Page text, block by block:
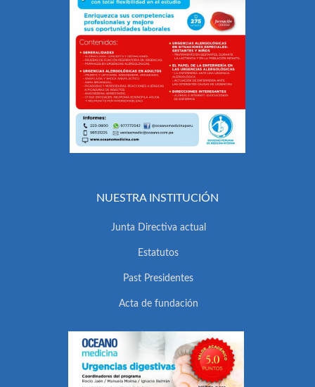
NUESTRA INSTITUCIÓN
Junta Directiva actual
Estatutos
Past Presidentes
Acta de fundación